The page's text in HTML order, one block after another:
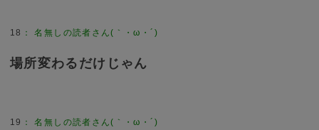
18 ：名無しの読者さん(｀・ω・´)
場所変わるだけじゃん
19 ：名無しの読者さん(｀・ω・´)